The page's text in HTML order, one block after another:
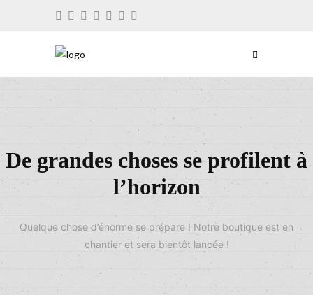
De grandes choses se profilent à
l’horizon
Quelque chose d’énorme se prépare ! Notre boutique est en
chantier et sera bientôt lancée !